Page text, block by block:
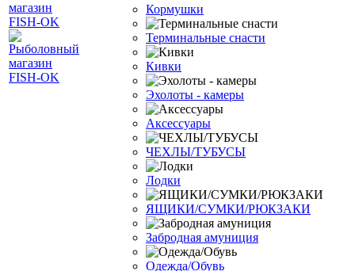
Кормушки
Терминальные снасти
Кивки
Эхолоты - камеры
Аксессуары
ЧЕХЛЫ/ТУБУСЫ
Лодки
ЯЩИКИ/СУМКИ/РЮКЗАКИ
Забродная амуниция
Одежда/Обувь